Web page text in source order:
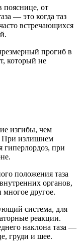
пояснице, от
— это когда таз
встречающихся
прогиб в
который не
изгибы, чем
При излишнем
гиперлордоз, при
положения таза
органов,
другое.
система, для
реакции.
наклона таза —
груди и шее.